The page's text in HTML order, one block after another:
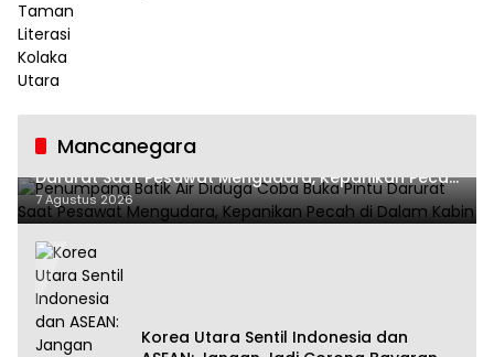
Mancanegara
Penumpang Batik Air Diduga Coba Buka Pintu
Darurat Saat Pesawat Mengudara, Kepanikan Pecah
di Dalam Kabin
7 Agustus 2026
Korea Utara Sentil Indonesia dan